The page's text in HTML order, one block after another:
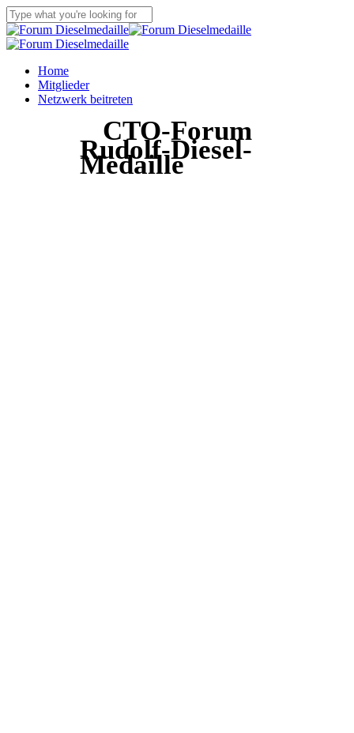
Skip
to
main
Close
Search
Menu
Home
Mitglieder
Netzwerk beitreten
CTO-Forum
Rudolf-Diesel-
Medaille